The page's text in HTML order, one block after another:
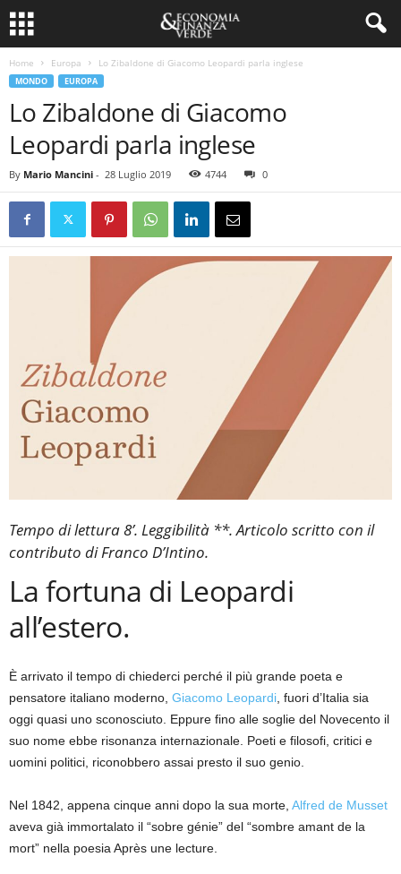
Home Europa Lo Zibaldone di Giacomo Leopardi parla inglese
MONDO EUROPA
Lo Zibaldone di Giacomo
Leopardi parla inglese
By Mario Mancini - 28 Luglio 2019 4744 0
Tempo di lettura 8’. Leggibilità **. Articolo scritto con il
contributo di Franco D’Intino.
La fortuna di Leopardi
all’estero.
È arrivato il tempo di chiederci perché il più grande poeta e
pensatore italiano moderno, Giacomo Leopardi , fuori d’Italia sia
oggi quasi uno sconosciuto. Eppure fino alle soglie del Novecento il
suo nome ebbe risonanza internazionale. Poeti e filosofi, critici e
uomini politici, riconobbero assai presto il suo genio.
Nel 1842, appena cinque anni dopo la sua morte, Alfred de Musset
aveva già immortalato il “sobre génie” del “sombre amant de la
mort” nella poesia Après une lecture.